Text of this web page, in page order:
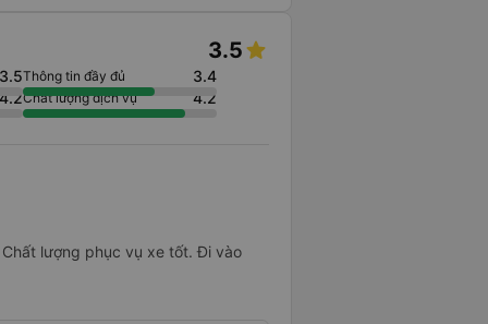
3.5
3.5Thông tin đầy đủ 3.4
4.2Chất lượng dịch vụ 4.2
lượng phục vụ xe tốt. Đi vào